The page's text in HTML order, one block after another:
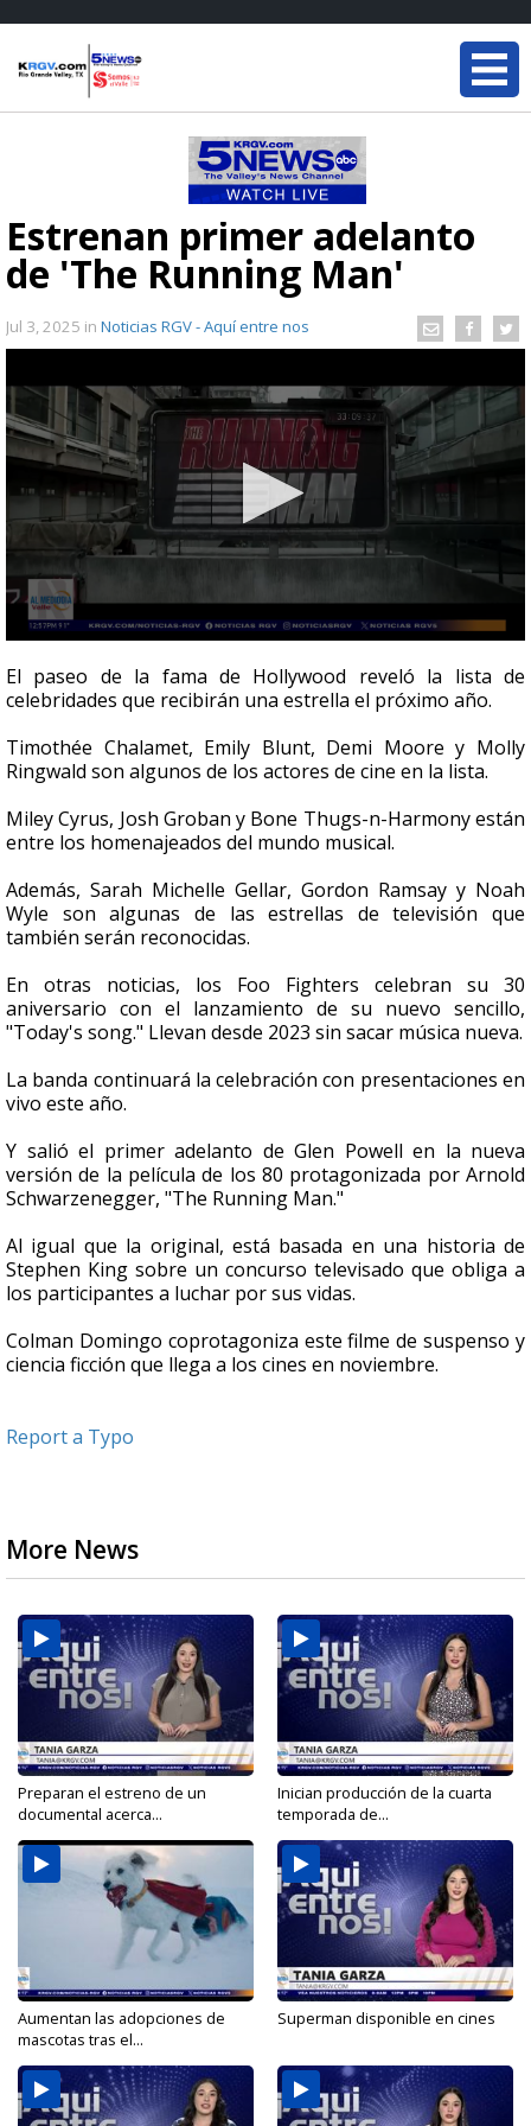
Estrenan primer adelanto
de 'The Running Man'
Jul 3, 2025 in Noticias RGV - Aquí entre nos
seconds
of
1
37
seconds
El paseo de la fama de Hollywood reveló la lista de
celebridades que recibirán una estrella el próximo año.
Timothée Chalamet, Emily Blunt, Demi Moore y Molly
Ringwald son algunos de los actores de cine en la lista.
Miley Cyrus, Josh Groban y Bone Thugs-n-Harmony están
entre los homenajeados del mundo musical.
Además, Sarah Michelle Gellar, Gordon Ramsay y Noah
Wyle son algunas de las estrellas de televisión que
también serán reconocidas.
En otras noticias, los Foo Fighters celebran su 30
aniversario con el lanzamiento de su nuevo sencillo,
"Today's song." Llevan desde 2023 sin sacar música nueva.
La banda continuará la celebración con presentaciones en
vivo este año.
Y salió el primer adelanto de Glen Powell en la nueva
versión de la película de los 80 protagonizada por Arnold
Schwarzenegger, "The Running Man."
Al igual que la original, está basada en una historia de
Stephen King sobre un concurso televisado que obliga a
los participantes a luchar por sus vidas.
Colman Domingo coprotagoniza este filme de suspenso y
ciencia ficción que llega a los cines en noviembre.
Report a Typo
More News
Preparan el estreno de un
documental acerca...
Inician producción de la cuarta
temporada de...
Aumentan las adopciones de
mascotas tras el...
Superman disponible en cines